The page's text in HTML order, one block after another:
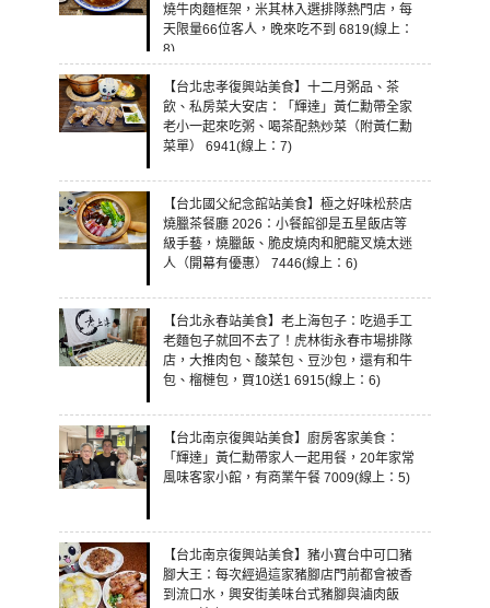
燒牛肉麵框架，米其林入選排隊熱門店，每
天限量66位客人，晚來吃不到 6819(線上：
8)
【台北忠孝復興站美食】十二月粥品、茶
飲、私房菜大安店：「輝達」黃仁勳帶全家
老小一起來吃粥、喝茶配熱炒菜（附黃仁勳
菜單） 6941(線上：7)
【台北國父紀念館站美食】極之好味松菸店
燒臘茶餐廳 2026：小餐館卻是五星飯店等
級手藝，燒臘飯、脆皮燒肉和肥龍叉燒太迷
人（開幕有優惠） 7446(線上：6)
【台北永春站美食】老上海包子：吃過手工
老麵包子就回不去了！虎林街永春市場排隊
店，大推肉包、酸菜包、豆沙包，還有和牛
包、榴槤包，買10送1 6915(線上：6)
【台北南京復興站美食】廚房客家美食：
「輝達」黃仁勳帶家人一起用餐，20年家常
風味客家小館，有商業午餐 7009(線上：5)
【台北南京復興站美食】豬小寶台中可口豬
腳大王：每次經過這家豬腳店門前都會被香
到流口水，興安街美味台式豬腳與滷肉飯